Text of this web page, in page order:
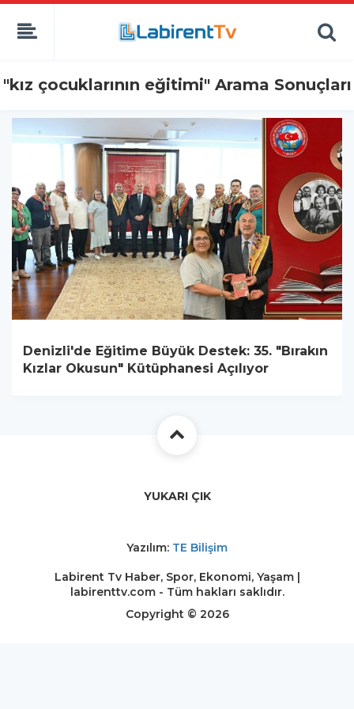
"kız çocuklarının eğitimi" Arama Sonuçları
Denizli'de Eğitime Büyük Destek: 35. "Bırakın
Kızlar Okusun" Kütüphanesi Açılıyor
YUKARI ÇIK
Yazılım: TE Bilişim
Labirent Tv Haber, Spor, Ekonomi, Yaşam |
labirenttv.com - Tüm hakları saklıdır.
Copyright © 2026